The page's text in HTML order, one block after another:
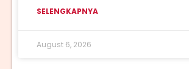
SELENGKAPNYA
August 6, 2026